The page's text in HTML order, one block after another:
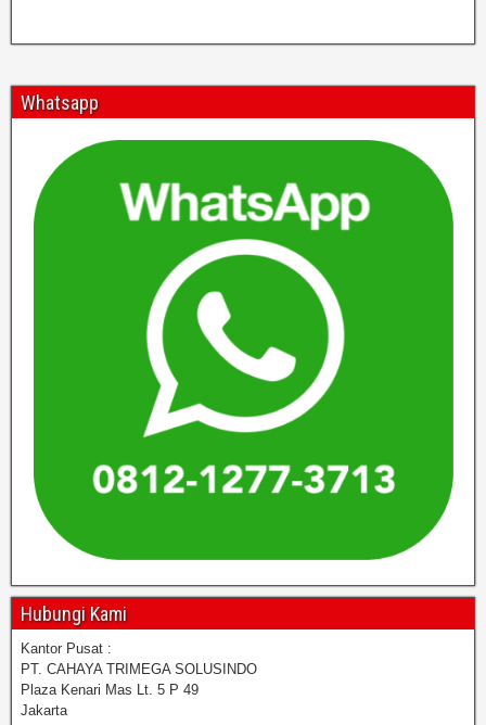
Whatsapp
Hubungi Kami
Kantor Pusat :
PT. CAHAYA TRIMEGA SOLUSINDO
Plaza Kenari Mas Lt. 5 P 49
Jakarta